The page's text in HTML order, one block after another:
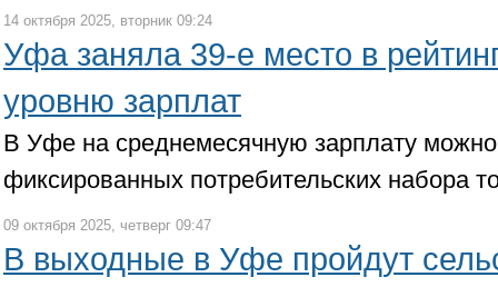
14 октября 2025, вторник 09:24
Уфа заняла 39-е место в
уровню зарплат
В Уфе на среднемесячную зарплату можно
фиксированных потребительских набора
09 октября 2025, четверг 09:47
В выходные в Уфе пройдут